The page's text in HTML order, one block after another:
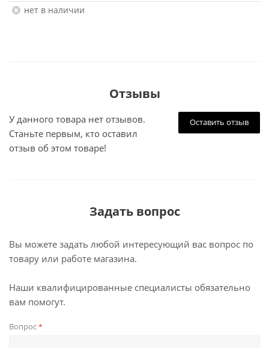
Нет в наличии
Отзывы
Оставить отзыв
У данного товара нет отзывов.
Станьте первым, кто оставил
отзыв об этом товаре!
Задать вопрос
Вы можете задать любой интересующий вас вопрос по
товару или работе магазина.
Наши квалифицированные специалисты обязательно
вам помогут.
Вопрос*